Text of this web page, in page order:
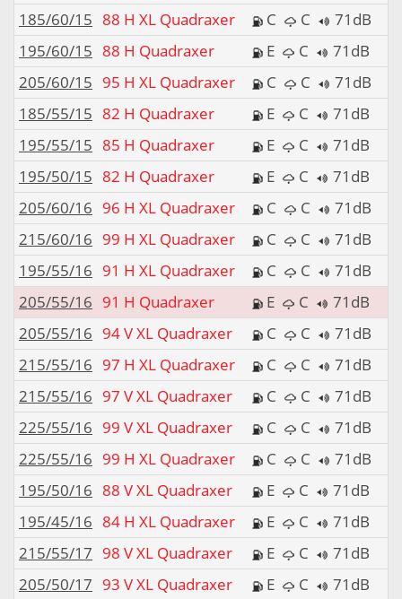
185/60/15 88 H XL Quadraxer C C
71dB
195/60/15 88 H Quadraxer E C
71dB
205/60/15 95 H XL Quadraxer C C
71dB
185/55/15 82 H Quadraxer E C
71dB
195/55/15 85 H Quadraxer E C
71dB
195/50/15 82 H Quadraxer E C
71dB
205/60/16 96 H XL Quadraxer C C
71dB
215/60/16 99 H XL Quadraxer C C
71dB
195/55/16 91 H XL Quadraxer C C
71dB
205/55/16 91 H Quadraxer E C
71dB
205/55/16 94 V XL Quadraxer C C
71dB
215/55/16 97 H XL Quadraxer C C
71dB
215/55/16 97 V XL Quadraxer C C
71dB
225/55/16 99 V XL Quadraxer C C
71dB
225/55/16 99 H XL Quadraxer C C
71dB
195/50/16 88 V XL Quadraxer E C
71dB
195/45/16 84 H XL Quadraxer E C
71dB
215/55/17 98 V XL Quadraxer E C
71dB
205/50/17 93 V XL Quadraxer E C
71dB